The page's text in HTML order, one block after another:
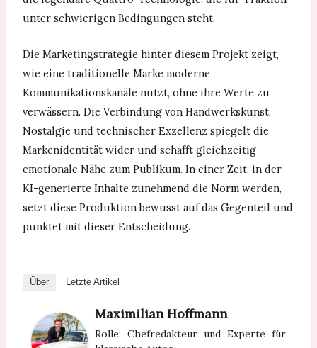
unter schwierigen Bedingungen steht.
Die Marketingstrategie hinter diesem Projekt zeigt,
wie eine traditionelle Marke moderne
Kommunikationskanäle nutzt, ohne ihre Werte zu
verwässern. Die Verbindung von Handwerkskunst,
Nostalgie und technischer Exzellenz spiegelt die
Markenidentität wider und schafft gleichzeitig
emotionale Nähe zum Publikum. In einer Zeit, in der
KI-generierte Inhalte zunehmend die Norm werden,
setzt diese Produktion bewusst auf das Gegenteil und
punktet mit dieser Entscheidung.
Über Letzte Artikel
Maximilian Hoffmann
Rolle: Chefredakteur und Experte für